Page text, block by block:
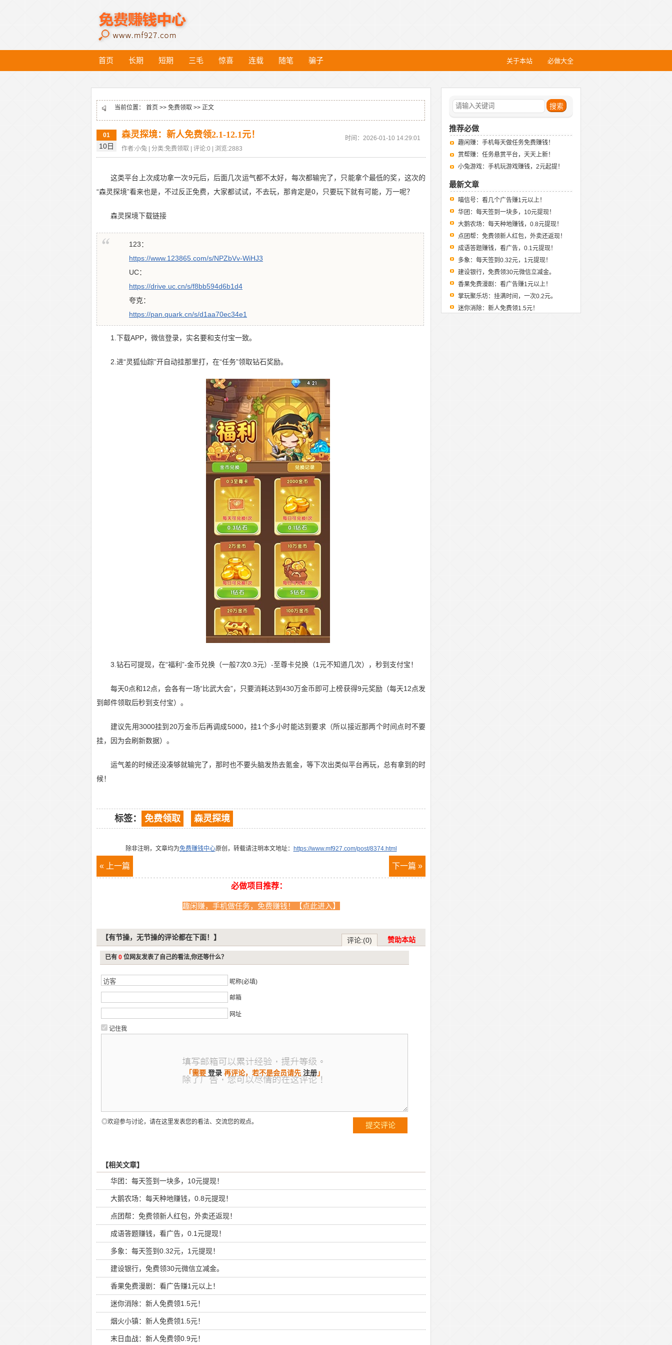
关于本站 必做大全
首页 长期 短期 三毛 惊喜 连载 随笔 骗子
当前位置： 首页 >> 免费领取 >> 正文
01
10日
时间：2026-01-10 14:29:01
森灵探境：新人免费领2.1-12.1元！
作者:小兔 | 分类:免费领取 | 评论:0 | 浏览:2883
这类平台上次成功拿一次9元后，后面几次运气都不太好，每次都输完了，只能拿个最低的奖，这次的
“森灵探境”看来也是，不过反正免费，大家都试试，不去玩，那肯定是0，只要玩下就有可能，万一呢？
森灵探境下载链接
123：
https://www.123865.com/s/NPZbVv-WiHJ3
UC：
https://drive.uc.cn/s/f8bb594d6b1d4
夸克：
https://pan.quark.cn/s/d1aa70ec34e1
1.下载APP，微信登录，实名要和支付宝一致。
2.进“灵狐仙踪”开自动挂那里打，在“任务”领取钻石奖励。
3.钻石可提现，在“福利”-金币兑换（一般7次0.3元）-至尊卡兑换（1元不知道几次），秒到支付宝！
每天0点和12点，会各有一场“比武大会”，只要消耗达到430万金币即可上榜获得9元奖励（每天12点发
到邮件领取后秒到支付宝）。
建议先用3000挂到20万金币后再调成5000，挂1个多小时能达到要求（所以接近那两个时间点时不要
挂，因为会刷新数据）。
运气差的时候还没凑够就输完了，那时也不要头脑发热去氪金，等下次出类似平台再玩，总有拿到的时
候！
标签： 免费领取 森灵探境
除非注明，文章均为免费赚钱中心原创，转载请注明本文地址： https://www.mf927.com/post/8374.html
« 上一篇 下一篇 »
必做项目推荐：
趣闲赚，手机做任务，免费赚钱！【点此进入】
评论:(0) 赞助本站
【有节操，无节操的评论都在下面！】
已有 0位网友发表了自己的看法,你还等什么？
昵称(必填)
邮箱
网址
记住我
◎欢迎参与讨论，请在这里发表您的看法、交流您的观点。
【相关文章】
华团：每天签到一块多，10元提现！
大鹅农场：每天种地赚钱，0.8元提现！
点团帮：免费领新人红包，外卖还返现！
成语答题赚钱，看广告，0.1元提现！
多象：每天签到0.32元，1元提现！
建设银行，免费领30元微信立减金。
香果免费漫剧：看广告赚1元以上！
迷你消除：新人免费领1.5元！
烟火小镇：新人免费领1.5元！
末日血战：新人免费领0.9元！
推荐必做
趣闲赚：手机每天做任务免费赚钱！
赏帮赚：任务悬赏平台，天天上新！
小兔游戏：手机玩游戏赚钱，2元起提！
最新文章
喵信号：看几个广告赚1元以上！
华团：每天签到一块多，10元提现！
大鹅农场：每天种地赚钱，0.8元提现！
点团帮：免费领新人红包，外卖还返现！
成语答题赚钱，看广告，0.1元提现！
多象：每天签到0.32元，1元提现！
建设银行，免费领30元微信立减金。
香果免费漫剧：看广告赚1元以上！
掌玩聚乐坊：挂满时间，一次0.2元。
迷你消除：新人免费领1.5元！
「需要 登录 再评论，若不是会员请先 注册」